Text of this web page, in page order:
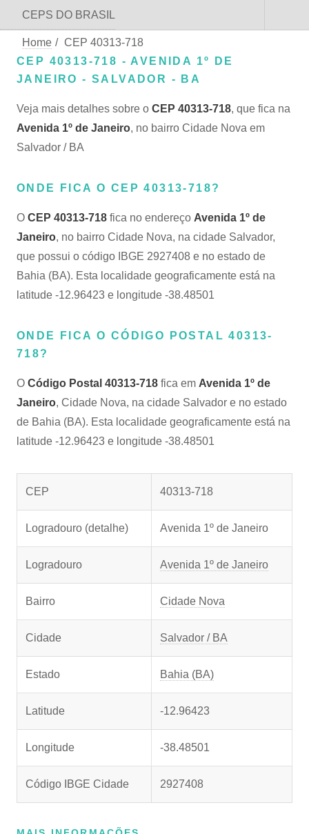
CEPS DO BRASIL
Home / CEP 40313-718
CEP 40313-718 - AVENIDA 1º DE
JANEIRO - SALVADOR - BA
Veja mais detalhes sobre o CEP 40313-718, que fica na
Avenida 1º de Janeiro, no bairro Cidade Nova em
Salvador / BA
ONDE FICA O CEP 40313-718?
O CEP 40313-718 fica no endereço Avenida 1º de
Janeiro, no bairro Cidade Nova, na cidade Salvador,
que possui o código IBGE 2927408 e no estado de
Bahia (BA). Esta localidade geograficamente está na
latitude -12.96423 e longitude -38.48501
ONDE FICA O CÓDIGO POSTAL 40313-
718?
O Código Postal 40313-718 fica em Avenida 1º de
Janeiro, Cidade Nova, na cidade Salvador e no estado
de Bahia (BA). Esta localidade geograficamente está na
latitude -12.96423 e longitude -38.48501
CEP 40313-718
Logradouro (detalhe) Avenida 1º de Janeiro
Logradouro Avenida 1º de Janeiro
Bairro Cidade Nova
Cidade Salvador / BA
Estado Bahia (BA)
Latitude -12.96423
Longitude -38.48501
Código IBGE Cidade 2927408